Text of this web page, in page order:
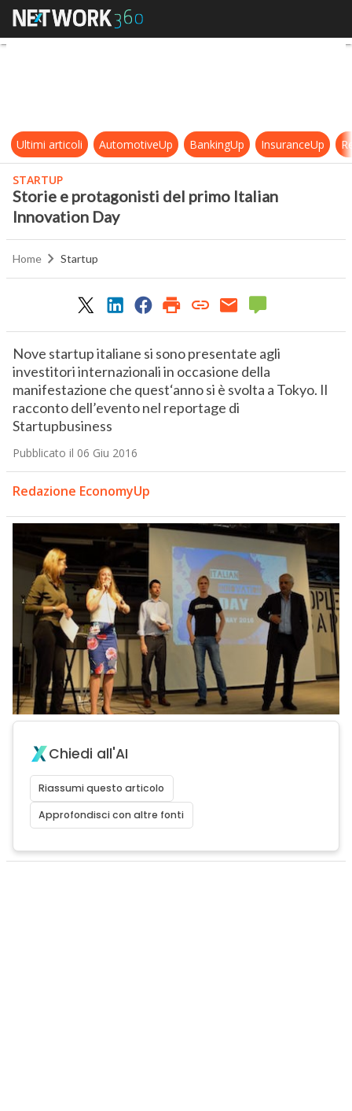
Storie e protagonisti del primo
Ultimi articoli AutomotiveUp BankingUp InsuranceUp
STARTUP
Storie e protagonisti del primo Italian
Innovation Day
Home Startup
Nove startup italiane si sono presentate agli
investitori internazionali in occasione della
manifestazione che quest‘anno si è svolta a Tokyo. Il
racconto dell’evento nel reportage di
Startupbusiness
Pubblicato il 06 Giu 2016
Redazione EconomyUp
Chiedi all'AI
Riassumi questo articolo
Approfondisci con altre fonti